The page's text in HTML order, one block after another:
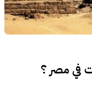
في مصر ؟